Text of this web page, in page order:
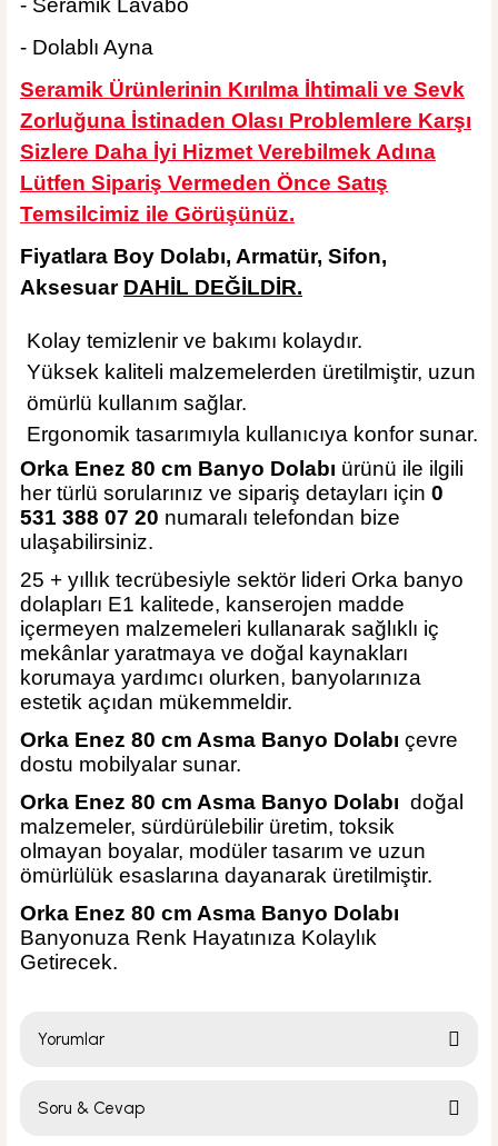
10.068,00 TL %40
6.040,80 TL
Sepete Ekle
KARGO BEDAVA
Newarc Armatür
Newarc Aqua Siyah Lavabo Bataryası 941521B
3.540,00 TL %46
1.895,00 TL
ÜRÜN TÜKENDİ
- Seramik Lavabo
- Dolablı Ayna
Seramik Ürünlerinin Kırılma İhtimali ve Sevk
Zorluğuna İstinaden Olası Problemlere Karşı
Sizlere Daha İyi Hizmet Verebilmek Adına
Lütfen Sipariş Vermeden Önce Satış
Temsilcimiz ile Görüşünüz.
Fiyatlara Boy Dolabı, Armatür, Sifon,
Aksesuar DAHİL DEĞİLDİR.
Kolay temizlenir ve bakımı kolaydır.
Yüksek kaliteli malzemelerden üretilmiştir, uzun
ömürlü kullanım sağlar.
Ergonomik tasarımıyla kullanıcıya konfor sunar.
Orka Enez 80 cm Banyo Dolabı ürünü ile ilgili
her türlü sorularınız ve sipariş detayları için 0
531 388 07 20 numaralı telefondan bize
ulaşabilirsiniz.
25 + yıllık tecrübesiyle sektör lideri Orka banyo
dolapları E1 kalitede, kanserojen madde
içermeyen malzemeleri kullanarak sağlıklı iç
mekânlar yaratmaya ve doğal kaynakları
korumaya yardımcı olurken, banyolarınıza
estetik açıdan mükemmeldir.
Orka Enez 80 cm Asma Banyo Dolabı çevre
dostu mobilyalar sunar.
Orka Enez 80 cm Asma Banyo Dolabı doğal
malzemeler, sürdürülebilir üretim, toksik
olmayan boyalar, modüler tasarım ve uzun
ömürlülük esaslarına dayanarak üretilmiştir.
Orka Enez 80 cm Asma Banyo Dolabı
Banyonuza Renk Hayatınıza Kolaylık
Getirecek.
Yorumlar
Soru & Cevap